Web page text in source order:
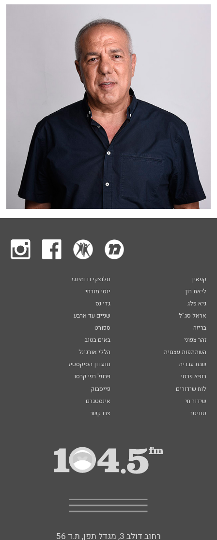
קפאין
סלוצקי ודומינגז
ליאת רון
יוסי מזרחי
גיא פלג
גדי נס
אראל סג"ל
שניים עד ארבע
בריזה
ספורט
זהר צפוני
באים בטוב
השתתפות עצמית
הללי אורגינל
שבת עברית
מועדון הסיקסטיז
רופא פרטי
פרופ' רפי קרסו
לוח שידורים
פייסבוק
שידור חי
אינסטגרם
טוויטר
צרו קשר
רחוב דולב 3, מגדל תפן, ת.ד 56